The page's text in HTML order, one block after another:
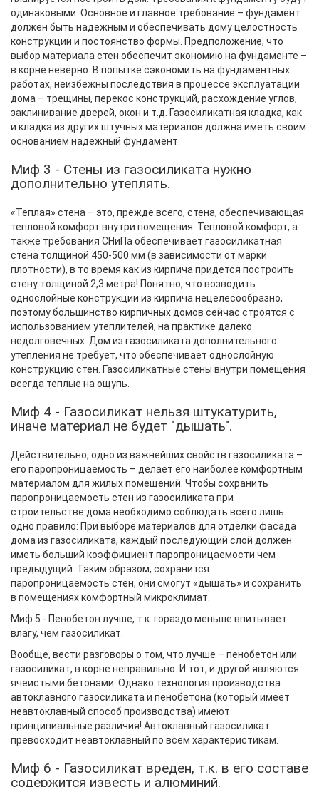
одинаковыми. Основное и главное требование – фундамент
должен быть надежным и обеспечивать дому целостность
конструкции и постоянство формы. Предположение, что
выбор материала стен обеспечит экономию на фундаменте –
в корне неверно. В попытке сэкономить на фундаментных
работах, неизбежны последствия в процессе эксплуатации
дома – трещины, перекос конструкций, расхождение углов,
заклинивание дверей, окон и т.д. Газосиликатная кладка, как
и кладка из других штучных материалов должна иметь своим
основанием надежный фундамент.
Миф 3 - Стены из газосиликата нужно
дополнительно утеплять.
«Теплая» стена – это, прежде всего, стена, обеспечивающая
тепловой комфорт внутри помещения. Тепловой комфорт, а
также требования СНиПа обеспечивает газосиликатная
стена толщиной 450-500 мм (в зависимости от марки
плотности), в то время как из кирпича придется построить
стену толщиной 2,3 метра! Понятно, что возводить
однослойные конструкции из кирпича нецелесообразно,
поэтому большинство кирпичных домов сейчас строятся с
использованием утеплителей, на практике далеко
недолговечных. Дом из газосиликата дополнительного
утепления не требует, что обеспечивает однослойную
конструкцию стен. Газосиликатные стены внутри помещения
всегда теплые на ощупь.
Миф 4 - Газосиликат нельзя штукатурить,
иначе материал не будет "дышать".
Действительно, одно из важнейших свойств газосиликата –
его паропроницаемость – делает его наиболее комфортным
материалом для жилых помещений. Чтобы сохранить
паропроницаемость стен из газосиликата при
строительстве дома необходимо соблюдать всего лишь
одно правило: При выборе материалов для отделки фасада
дома из газосиликата, каждый последующий слой должен
иметь больший коэффициент паропроницаемости чем
предыдущий. Таким образом, сохранится
паропроницаемость стен, они смогут «дышать» и сохранить
в помещениях комфортный микроклимат.
Миф 5 - Пенобетон лучше, т.к. гораздо меньше впитывает
влагу, чем газосиликат.
Вообще, вести разговоры о том, что лучше – пенобетон или
газосиликат, в корне неправильно. И тот, и другой являются
ячеистыми бетонами. Однако технология производства
автоклавного газосиликата и пенобетона (который имеет
неавтоклавный способ производства) имеют
принципиальные различия! Автоклавный газосиликат
превосходит неавтоклавный по всем характеристикам.
Миф 6 - Газосиликат вреден, т.к. в его составе
содержится известь и алюминий.